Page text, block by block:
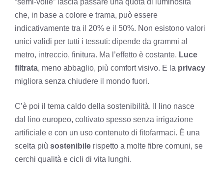
“semi-voile” lascia passare una quota di luminosità
che, in base a colore e trama, può essere
indicativamente tra il 20% e il 50%. Non esistono valori
unici validi per tutti i tessuti: dipende da grammi al
metro, intreccio, finitura. Ma l’effetto è costante. Luce
filtrata, meno abbaglio, più comfort visivo. E la privacy
migliora senza chiudere il mondo fuori.
C’è poi il tema caldo della sostenibilità. Il lino nasce
dal lino europeo, coltivato spesso senza irrigazione
artificiale e con un uso contenuto di fitofarmaci. È una
scelta più sostenibile rispetto a molte fibre comuni, se
cerchi qualità e cicli di vita lunghi.